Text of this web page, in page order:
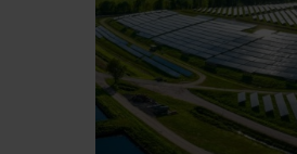
análisis web, quienes pueden
haya proporcionado o que hayan
hecho de sus servicios.